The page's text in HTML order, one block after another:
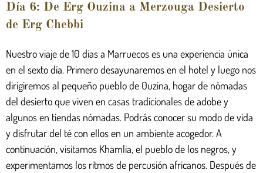
Día 6: De Erg Ouzina a Merzouga Desierto
de Erg Chebbi
Nuestro viaje de 10 días a Marruecos es una experiencia única
en el sexto día. Primero desayunaremos en el hotel y luego nos
dirigiremos al pequeño pueblo de Ouzina, hogar de nómadas
del desierto que viven en casas tradicionales de adobe y
algunos en tiendas nómadas. Podrás conocer su modo de vida
y disfrutar del té con ellos en un ambiente acogedor. A
continuación, visitamos Khamlia, el pueblo de los negros, y
experimentamos los ritmos de percusión africanos. Después de